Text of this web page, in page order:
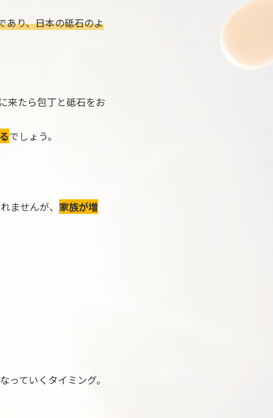
あり、日本の砥石のよ
来たら包丁と砥石をお
でしょう。
ませんが、 家族が増
ていくタイミング。